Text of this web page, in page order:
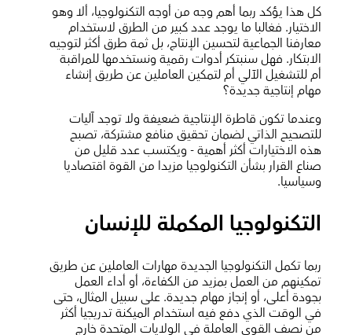
كل هذا يؤكد ربما أهم وجه من أوجه التكنولوجيا، ألا وهو
الاختيار. فغالبا ما يوجد عدد كبير من الطرق لاستخدام
معارفنا الجماعية لتحسين الإنتاج، بل ثمة طرق أكثر لتوجيه
الابتكار. فهل سنبتكر أدوات رقمية ونستخدمها للمراقبة
أم للتشغيل الآلي أم لتمكين العاملين عن طريق إنشاء
مهام إنتاجية جديدة؟
وعندما تكون قاطرة الإنتاجية ضعيفة ولا توجد آليات
للتصحيح الذاتي لضمان تحقيق منافع مشتركة، تصبح
هذه الاختيارات أكثر أهمية - ويكتسب عدد قليل من
صناع القرار بشأن التكنولوجيا مزيدا من القوة اقتصاديا
وسياسيا.
التكنولوجيا المكملة للإنسان
ربما تكمل التكنولوجيا الجديدة مهارات العاملين عن طريق
تمكينهم من العمل بمزيد من الكفاءة، أو أداء العمل
بجودة أعلى، أو إنجاز مهام جديدة. على سبيل المثال، حتى
في الوقت الذي دفع فيه استخدام الميكنة تدريجيا أكثر
من نصف القوى العاملة في الولايات المتحدة خارج